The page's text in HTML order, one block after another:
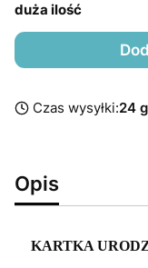
duża ilość
Czas wysyłki:24
Opis
KARTKA